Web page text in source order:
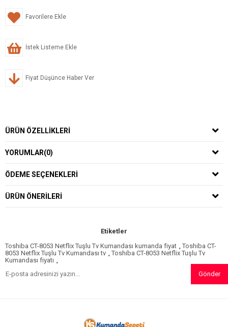
Favorilere Ekle
İstek Listeme Ekle
Fiyat Düşünce Haber Ver
ÜRÜN ÖZELLIKLERI
YORUMLAR(0)
ÖDEME SEÇENEKLERI
ÜRÜN ÖNERILERI
Etiketler
Toshiba CT-8053 Netflix Tuşlu Tv Kumandası kumanda fiyat
Toshiba CT-
8053 Netflix Tuşlu Tv Kumandası tv
Toshiba CT-8053 Netflix Tuşlu Tv
Kumandası fiyatı
Gönder